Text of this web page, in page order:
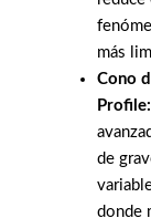
más
Cono
Profile:
de
donde